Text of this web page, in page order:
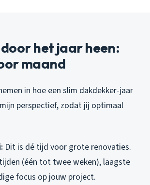
het jaar heen:
maand
in hoe een slim dakdekker-jaar
perspectief, zodat jij optimaal
Dit is dé tijd voor grote renovaties.
(één tot twee weken), laagste
focus op jouw project.